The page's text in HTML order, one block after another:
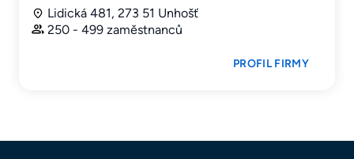
Lidická 481, 273 51 Unhošť
250 - 499 zaměstnanců
PROFIL FIRMY